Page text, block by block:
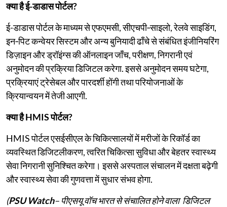
क्या है ई-डाडास पोर्टल?
ई-डाडास पोर्टल के माध्यम से एफएमसी, सीएचपी‑साइलो, रेलवे साइडिंग,
इन‑पिट कन्वेयर सिस्टम और अन्य बुनियादी ढाँचे से संबंधित इंजीनियरिंग
डिज़ाइन और ड्रॉइंग्स की ऑनलाइन जाँच, परीक्षण, निगरानी एवं
अनुमोदन की प्रक्रिया डिजिटल करेगा. इससे अनुमोदन समय घटेगा,
प्रक्रियाएं ट्रेसेबल और पारदर्शी होंगी तथा परियोजनाओं के
क्रियान्वयन में तेजी आएगी.
क्या है HMIS पोर्टल?
HMIS पोर्टल एसईसीएल के चिकित्सालयों में मरीजों के रिकॉर्ड का
व्यवस्थित डिजिटलीकरण, त्वरित चिकित्सा सुविधा और बेहतर स्वास्थ्य
सेवा निगरानी सुनिश्चित करेगा। इससे अस्पताल संचालन में दक्षता बढ़ेगी
और स्वास्थ्य सेवा की गुणवत्ता में सुधार संभव होगा.
(PSU Watch– पीएसयू वॉच भारत से संचालित होने वाला डिजिटल